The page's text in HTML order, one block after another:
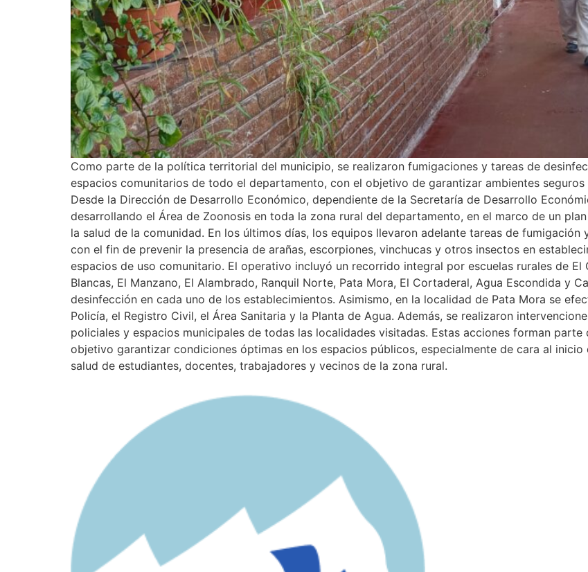
Como parte de la política territorial del municipio, se realizaron fumigaciones y tareas de
espacios comunitarios de todo el departamento, con el objetivo de garantizar ambientes
Desde la Dirección de Desarrollo Económico, dependiente de la Secretaría de Desarrollo
desarrollando el Área de Zoonosis en toda la zona rural del departamento, en el marco de un
la salud de la comunidad. En los últimos días, los equipos llevaron adelante tareas de
con el fin de prevenir la presencia de arañas, escorpiones, vinchucas y otros insectos en
espacios de uso comunitario. El operativo incluyó un recorrido integral por escuelas rurales de El
Blancas, El Manzano, El Alambrado, Ranquil Norte, Pata Mora, El Cortaderal, Agua Escondida y
desinfección en cada uno de los establecimientos. Asimismo, en la localidad de Pata Mora se
Policía, el Registro Civil, el Área Sanitaria y la Planta de Agua. Además, se realizaron
policiales y espacios municipales de todas las localidades visitadas. Estas acciones forman
objetivo garantizar condiciones óptimas en los espacios públicos, especialmente de cara al
salud de estudiantes, docentes, trabajadores y vecinos de la zona rural.